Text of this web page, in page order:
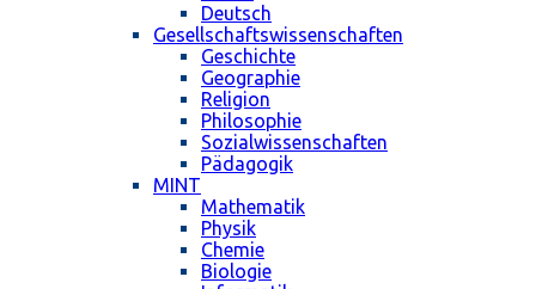
Deutsch
Gesellschaftswissenschaften
Geschichte
Geographie
Religion
Philosophie
Sozialwissenschaften
Pädagogik
MINT
Mathematik
Physik
Chemie
Biologie